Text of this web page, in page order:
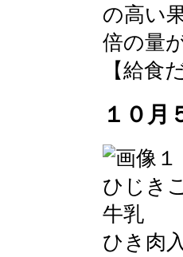
の高い
倍の量
【給食
１０月
ひじき
牛乳
ひき肉